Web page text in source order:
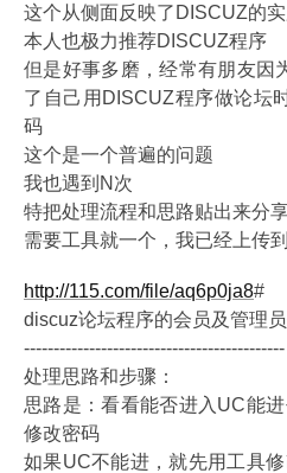
这个从侧面反映了DISCUZ的
本人也极力推荐DISCUZ程序
但是好事多磨，经常有朋友因
了自己用DISCUZ程序做论坛
码
这个是一个普遍的问题
我也遇到N次
特把处理流程和思路贴出来分
需要工具就一个，我已经上传
http://115.com/file/aq6p0ja8#
discuz论坛程序的会员及管理
--------------------------------------------
处理思路和步骤：
思路是：看看能否进入UC能
修改密码
如果UC不能进，就先用工具